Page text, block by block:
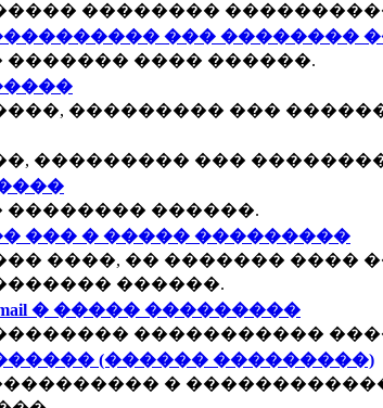
��������
��� ��������
���� ������.
��������� ���
��������� ���
������.
��� � ����� ���������
����, �� ������� ����
������.
� ����� ���������
�����������
(������ ���������)
�